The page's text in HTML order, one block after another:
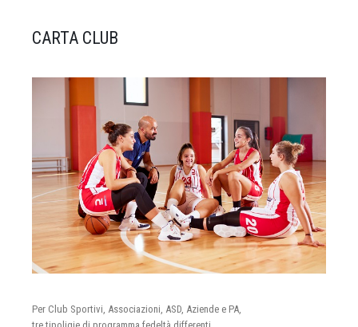
CARTA CLUB
Per Club Sportivi, Associazioni, ASD, Aziende e PA,